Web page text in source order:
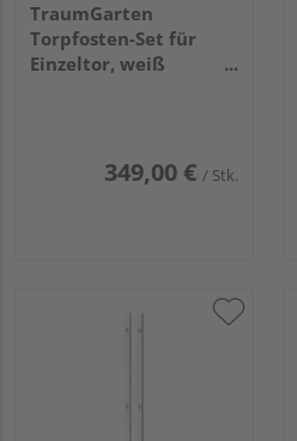
TraumGarten
Torpfosten-Set für
Einzeltor, weiß
349,00 € / Stk.